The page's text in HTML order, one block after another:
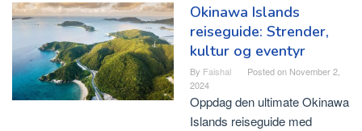
Okinawa Islands
reiseguide: Strender,
kultur og eventyr
By Faishal Posted on November 2,
2024
Oppdag den ultimate Okinawa
Islands reiseguide med